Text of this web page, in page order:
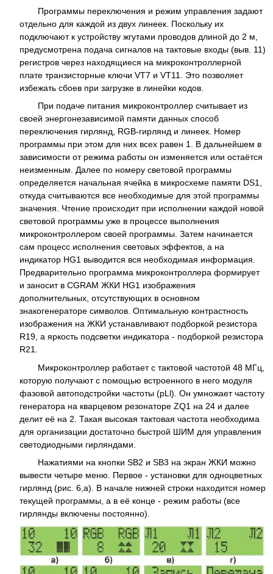
Программы переключения и режим управления задают
отдельно для каждой из двух линеек. Поскольку их
подключают к устройству жгутами проводов длиной до 2 м,
предусмотрена подача сигналов на тактовые входы (выв. 11)
регистров через находящиеся на микроконтроллерной
плате транзисторные ключи VT7 и VT11. Это позволяет
избежать сбоев при загрузке в линейки кодов.
При подаче питания микроконтроллер считывает из
своей энергонезависимой памяти данных способ
переключения гирлянд, RGB-гирлянд и линеек. Номер
программы при этом для них всех равен 1. В дальнейшем в
зависимости от режима работы он изменяется или остаётся
неизменным. Далее по номеру световой программы
определяется начальная ячейка в микросхеме памяти DS1,
откуда считываются все необходимые для этой программы
значения. Чтение происходит при исполнении каждой новой
световой программы уже в процессе выполнения
микроконтроллером своей программы. Затем начинается
сам процесс исполнения световых эффектов, а на
индикатор HG1 выводится вся необходимая информация.
Предварительно программа микроконтроллера формирует
и заносит в CGRAM ЖКИ HG1 изображения
дополнительных, отсутствующих в основном
знакогенераторе символов. Оптимальную контрастность
изображения на ЖКИ устанавливают подборкой резистора
R19, а яркость подсветки индикатора - подборкой резистора
R21.
Микроконтроллер работает с тактовой частотой 48 МГц,
которую получают с помощью встроенного в него модуля
фазовой автоподстройки частоты (pLl). Он умножает частоту
генератора на кварцевом резонаторе ZQ1 на 24 и далее
делит её на 2. Такая высокая тактовая частота необходима
для организации достаточно быстрой ШИМ для управления
светодиодными гирляндами.
Нажатиями на кнопки SB2 и SB3 на экран ЖКИ можно
вывести четыре меню. Первое - установки для одноцветных
гирлянд (рис. 6,а). В начале нижней строки находится номер
текущей программы, а в её конце - режим работы (все
гирлянды включены постоянно).